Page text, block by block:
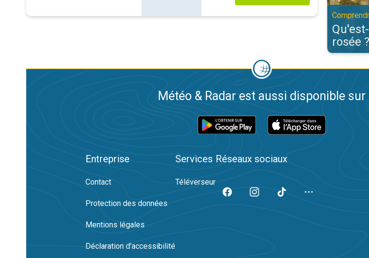
rosée ?
Météo & Radar est aussi disponible sur
Entreprise
Contact
Protection des données
Mentions légales
Déclaration d'accessibilité
Services
Téléverseur
Réseaux sociaux